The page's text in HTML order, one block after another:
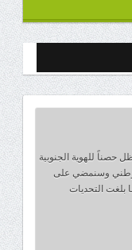
حصناً للهوية الجنوبية
وسنمضي على
بلغت التحديات